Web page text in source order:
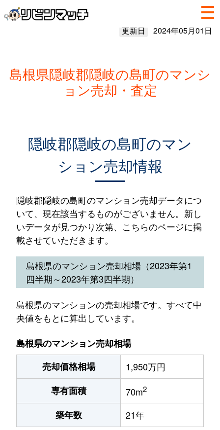
更新日 2024年05月01日
島根県隠岐郡隠岐の島町のマンシ
ョン売却・査定
隠岐郡隠岐の島町のマン
ション売却情報
隠岐郡隠岐の島町のマンション売却データにつ
いて、現在該当するものがございません。新し
いデータが見つかり次第、こちらのページに掲
載させていただきます。
島根県のマンション売却相場（2023年第1
四半期～2023年第3四半期）
島根県のマンションの売却相場です。すべて中
央値をもとに算出しています。
島根県のマンション売却相場
売却価格相場
1,950万円
専有面積
70m2
築年数 21年